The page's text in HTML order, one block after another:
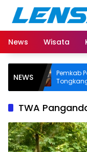
Langsung
konten
News
Wisata
NEWS
Pemkab
Tongkang
Segera
TWA